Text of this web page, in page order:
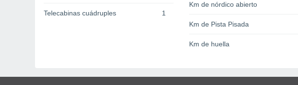
Telecabinas cuádruples 1
Km de nórdico abierto
Km de Pista Pisada
Km de huella